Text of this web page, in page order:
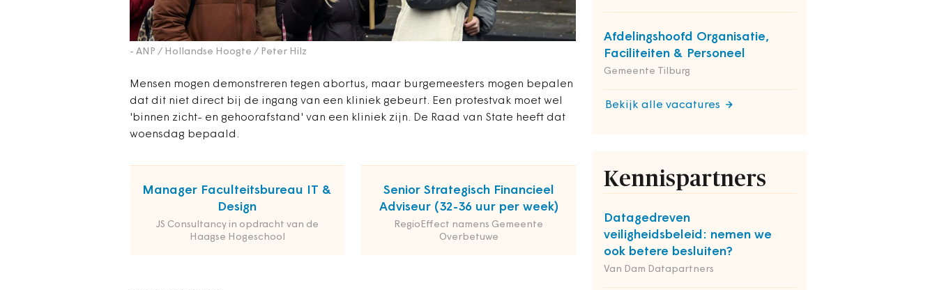
- ANP / Hollandse Hoogte / Peter Hilz
Mensen mogen demonstreren tegen abortus, maar burgemeesters mogen bepalen
dat dit niet direct bij de ingang van een kliniek gebeurt. Een protestvak moet wel
'binnen zicht- en gehoorafstand' van een kliniek zijn. De Raad van State heeft dat
woensdag bepaald.
Manager Faculteitsbureau IT &
Design
JS Consultancy in opdracht van de
Haagse Hogeschool
Senior Strategisch Financieel
Adviseur (32-36 uur per week)
RegioEffect namens Gemeente
Overbetuwe
Afdelingshoofd Organisatie,
Faciliteiten & Personeel
Gemeente Tilburg
Bekijk alle vacatures
Kennispartners
Datagedreven
veiligheidsbeleid: nemen we
ook betere besluiten?
Van Dam Datapartners